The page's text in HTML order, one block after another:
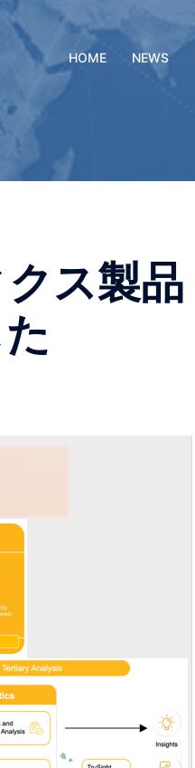
HOME NEWS
ス製品